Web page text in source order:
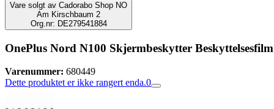
Vare solgt av Cadorabo Shop NO
Am Kirschbaum 2
Org.nr: DE279541884
OnePlus Nord N100 Skjermbeskytter Beskyttelsesfilm
Varenummer: 680449
Dette produktet er ikke rangert enda.0